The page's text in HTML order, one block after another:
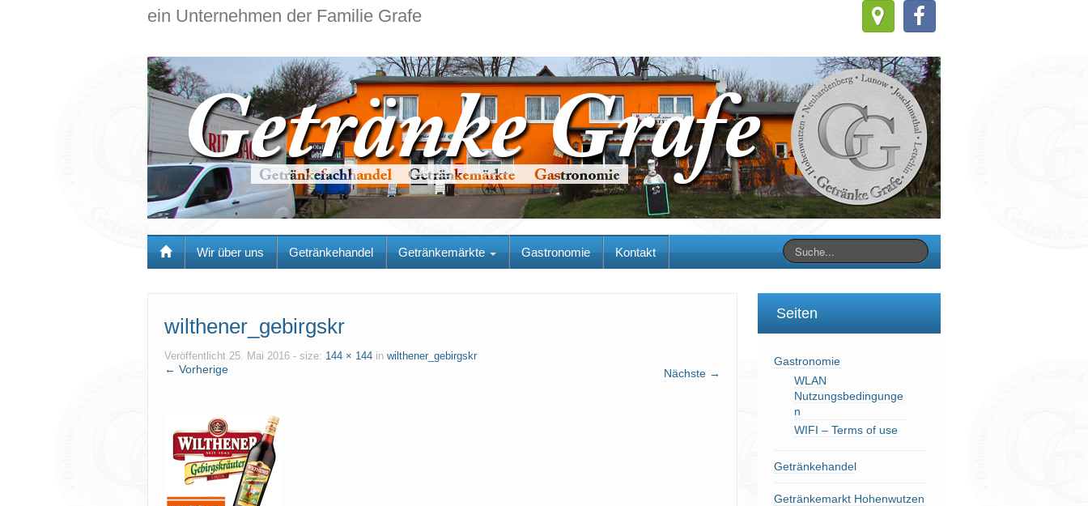
ein Unternehmen der Familie Grafe
Wir über uns Getränkehandel Getränkemärkte Gastronomie Kontakt
wilthener_gebirgskr
Veröffentlicht 25. Mai 2016 - size: 144 × 144 in wilthener_gebirgskr
← Vorherige Nächste →
Seiten
Gastronomie
WLAN
Nutzungsbedingunge
n
WIFI – Terms of use
Getränkehandel
Getränkemarkt Hohenwutzen